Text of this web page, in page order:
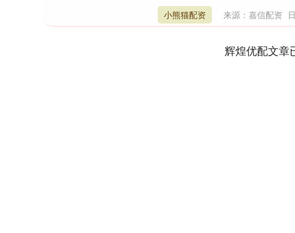
小熊猫配资 来源：嘉信配资
辉煌优配文章